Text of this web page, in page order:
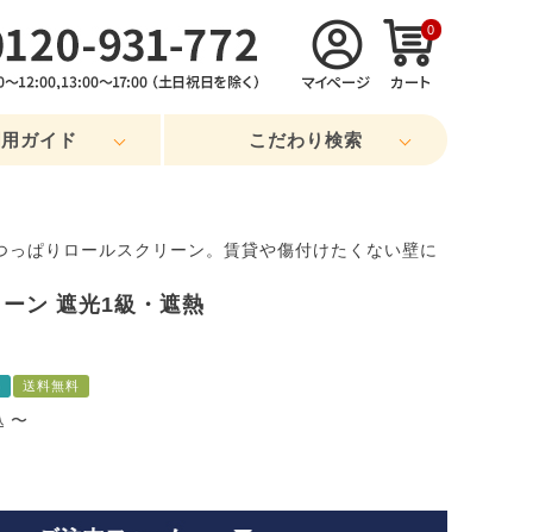
0
ガイド こだわり検索
っぱりロールスクリーン。賃貸や傷付けたくない壁に
ン 遮光1級・遮熱
送料無料
〜